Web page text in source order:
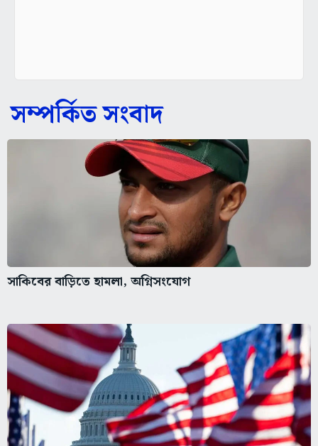
সম্পর্কিত সংবাদ
সাকিবের বাড়িতে হামলা, অগ্নিসংযোগ